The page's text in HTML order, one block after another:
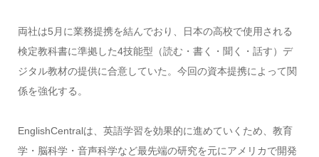
両社は5月に業務提携を結んでおり、日本の高校で使用される
検定教科書に準拠した4技能型（読む・書く・聞く・話す）デ
ジタル教材の提供に合意していた。今回の資本提携によって関
係を強化する。
EnglishCentralは、英語学習を効果的に進めていくため、教育
学・脳科学・音声科学など最先端の研究を元にアメリカで開発